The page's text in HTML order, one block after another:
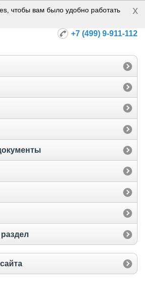
Норма-112
+7 (499) 9-911-112
чтобы вам было удобно работать
x